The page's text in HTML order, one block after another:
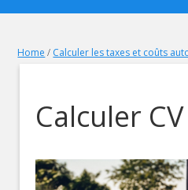
Home / Calculer les taxes et coûts
Calculer